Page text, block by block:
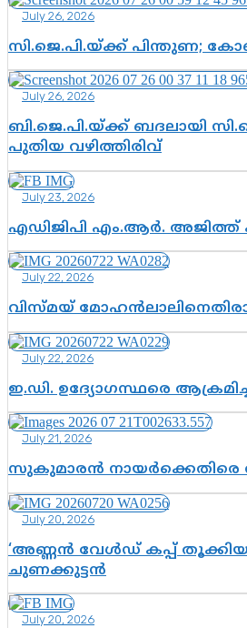
July 26, 2026
സി.ജെ.പി.യ്ക്ക് പിന്തുണ;
July 26, 2026
ബി.ജെ.പി.യ്ക്ക് ബദലായി
പുതിയ വഴിത്തിരിവ്
July 23, 2026
എഡിജിപി എം.ആർ.
July 22, 2026
വിസ്മയ്
July 22, 2026
ഇ.ഡി. ഉദ്യോഗസ്ഥരെ
July 21, 2026
സുകുമാരൻ നായർക്കെതിരെ
July 20, 2026
‘അണ്ണൻ വേൾഡ് കപ്പ്
ചുണക്കുട്ടൻ
July 20, 2026